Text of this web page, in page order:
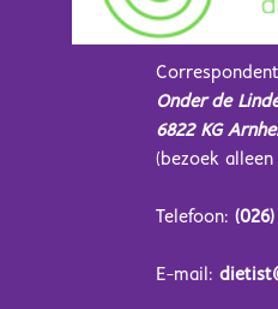
Onder de
6822 KG
(bezoek
Telefoon: (026)
E-mail: